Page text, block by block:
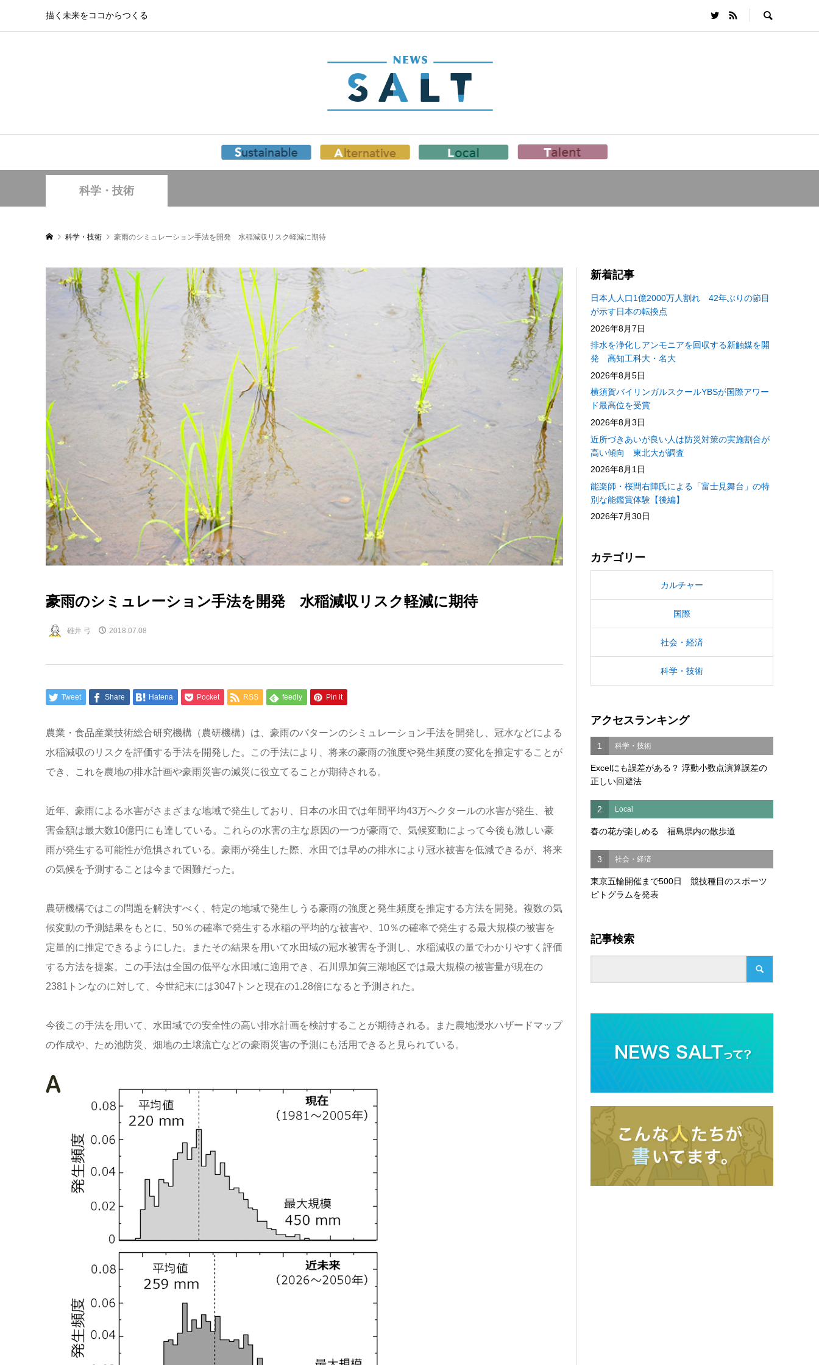
描く未来をココからつくる
科学・技術
科学・技術 豪雨のシミュレーション手法を開発 水稲減収リスク軽減に期待
豪雨のシミュレーション手法を開発 水稲減収リスク軽減に期待
碓井 弓 2018.07.08
Tweet Share Hatena Pocket RSS feedly Pin it
農業・食品産業技術総合研究機構（農研機構）は、豪雨のパターンのシミュレーション手法を開発し、冠水などによる
水稲減収のリスクを評価する手法を開発した。この手法により、将来の豪雨の強度や発生頻度の変化を推定することが
でき、これを農地の排水計画や豪雨災害の減災に役立てることが期待される。
近年、豪雨による水害がさまざまな地域で発生しており、日本の水田では年間平均43万ヘクタールの水害が発生、被
害金額は最大数10億円にも達している。これらの水害の主な原因の一つが豪雨で、気候変動によって今後も激しい豪
雨が発生する可能性が危惧されている。豪雨が発生した際、水田では早めの排水により冠水被害を低減できるが、将来
の気候を予測することは今まで困難だった。
農研機構ではこの問題を解決すべく、特定の地域で発生しうる豪雨の強度と発生頻度を推定する方法を開発。複数の気
候変動の予測結果をもとに、50％の確率で発生する水稲の平均的な被害や、10％の確率で発生する最大規模の被害を
定量的に推定できるようにした。またその結果を用いて水田域の冠水被害を予測し、水稲減収の量でわかりやすく評価
する方法を提案。この手法は全国の低平な水田域に適用でき、石川県加賀三湖地区では最大規模の被害量が現在の
2381トンなのに対して、今世紀末には3047トンと現在の1.28倍になると予測された。
今後この手法を用いて、水田域での安全性の高い排水計画を検討することが期待される。また農地浸水ハザードマップ
の作成や、ため池防災、畑地の土壌流亡などの豪雨災害の予測にも活用できると見られている。
新着記事
日本人人口1億2000万人割れ 42年ぶりの節目
が示す日本の転換点
2026年8月7日
排水を浄化しアンモニアを回収する新触媒を開
発 高知工科大・名大
2026年8月5日
横須賀バイリンガルスクールYBSが国際アワー
ド最高位を受賞
2026年8月3日
近所づきあいが良い人は防災対策の実施割合が
高い傾向 東北大が調査
2026年8月1日
能楽師・桜間右陣氏による「富士見舞台」の特
別な能鑑賞体験【後編】
2026年7月30日
カテゴリー
カルチャー
国際
社会・経済
科学・技術
アクセスランキング
1 科学・技術
Excelにも誤差がある？ 浮動小数点演算誤差の
正しい回避法
2 Local
春の花が楽しめる 福島県内の散歩道
3 社会・経済
東京五輪開催まで500日 競技種目のスポーツ
ピトグラムを発表
記事検索